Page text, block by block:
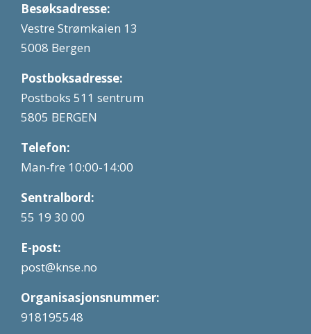
Besøksadresse:
Vestre Strømkaien 13
5008 Bergen
Postboksadresse:
Postboks 511 sentrum
5805 BERGEN
Telefon:
Man-fre 10:00-14:00
Sentralbord:
55 19 30 00
E-post:
post@knse.no
Organisasjonsnummer:
918195548